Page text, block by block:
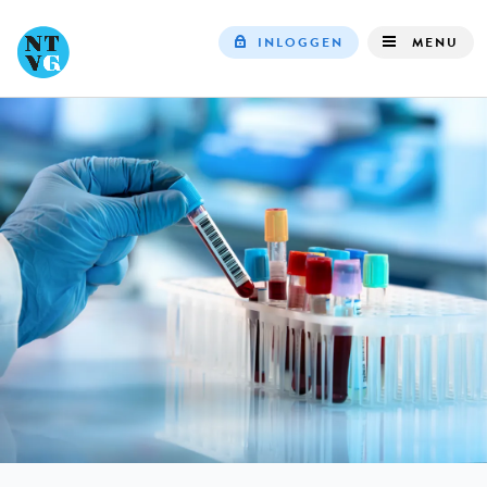
navigation
INLOGGEN MENU